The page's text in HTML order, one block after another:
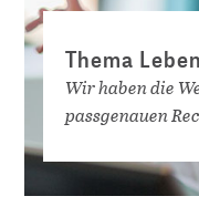
Thema
Wir haben die
passgenauen